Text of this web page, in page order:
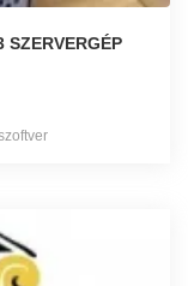
SZERVERGÉP